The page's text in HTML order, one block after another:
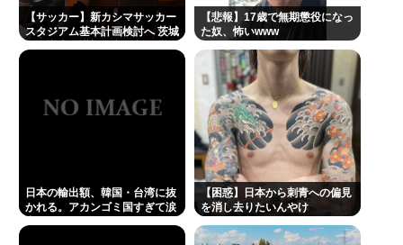
【サッカー】新カシマサッカー
スタジアム基本計画検討へ 茨城
【悲報】17歳で無期懲役になっ
た奴、怖いwww
日本の輸出額、韓国・台湾に抜
かれる。アカンゴミ国すぎて涙
【困惑】日本から刺青への偏見
を消し去りたいんやけ